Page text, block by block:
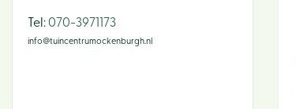
​Tel:070-3971173
info@tuincentrumockenburgh.nl